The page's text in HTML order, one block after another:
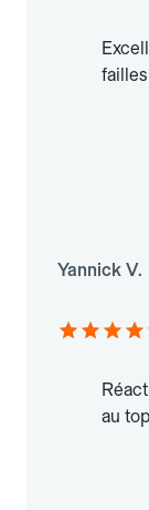
Yannick V.
au